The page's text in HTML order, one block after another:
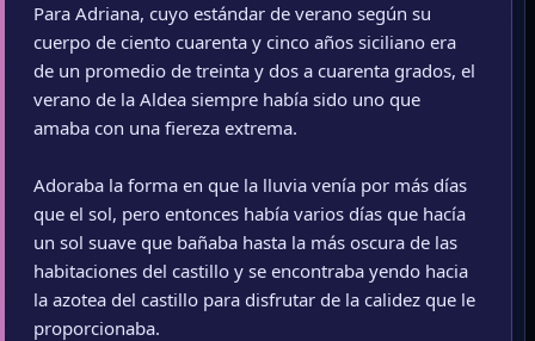
Para Adriana, cuyo estándar de verano según su
cuerpo de ciento cuarenta y cinco años siciliano era
de un promedio de treinta y dos a cuarenta grados, el
verano de la Aldea siempre había sido uno que
amaba con una fiereza extrema.
Adoraba la forma en que la lluvia venía por más días
que el sol, pero entonces había varios días que hacía
un sol suave que bañaba hasta la más oscura de las
habitaciones del castillo y se encontraba yendo hacia
la azotea del castillo para disfrutar de la calidez que le
proporcionaba.